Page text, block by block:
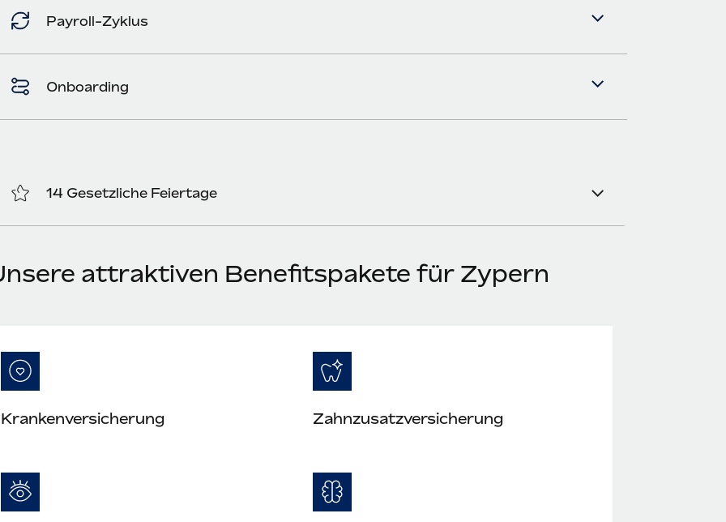
Payroll-Zyklus
Onboarding
14 Gesetzliche Feiertage
attraktiven Benefitspakete für Zypern
Krankenversicherung Zahnzusatzversicherung